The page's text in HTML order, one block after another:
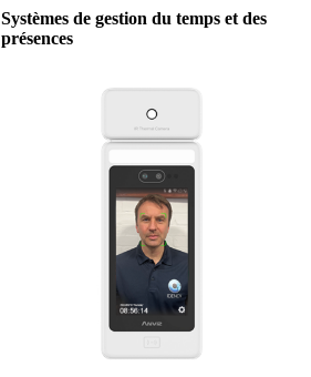
Systèmes de gestion du temps et des
présences